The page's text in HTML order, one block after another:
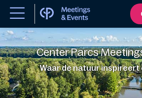
Center Parcs
Waar de natuur inspireert